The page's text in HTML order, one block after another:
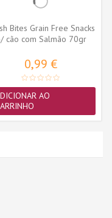
Bites Grain Free Snacks
cão com Salmão 70gr
0,99 €
AO